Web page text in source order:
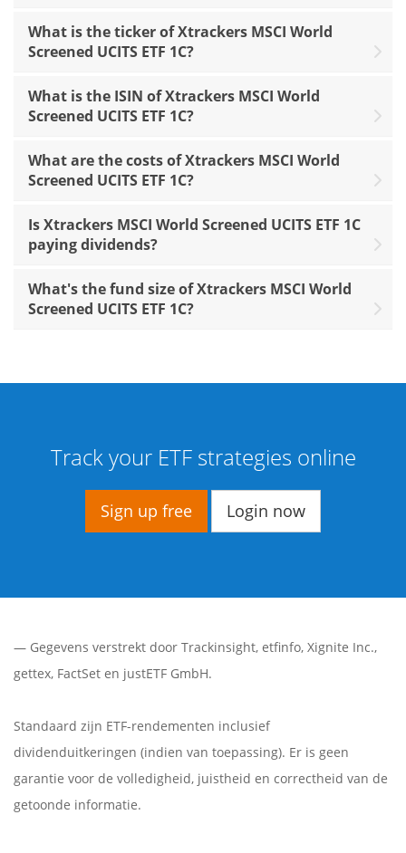
What is the ticker of Xtrackers MSCI World
Screened UCITS ETF 1C?
What is the ISIN of Xtrackers MSCI World
Screened UCITS ETF 1C?
What are the costs of Xtrackers MSCI World
Screened UCITS ETF 1C?
Is Xtrackers MSCI World Screened UCITS ETF 1C
paying dividends?
What's the fund size of Xtrackers MSCI World
Screened UCITS ETF 1C?
Track your ETF strategies online
Sign up free Login now
— Gegevens verstrekt door Trackinsight, etfinfo, Xignite Inc.,
gettex, FactSet en justETF GmbH.
Standaard zijn ETF-rendementen inclusief
dividenduitkeringen (indien van toepassing). Er is geen
garantie voor de volledigheid, juistheid en correctheid van de
getoonde informatie.